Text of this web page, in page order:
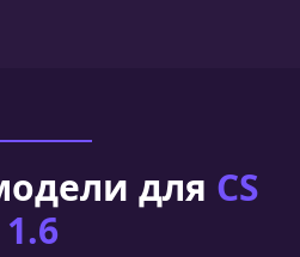
для CS
1.6